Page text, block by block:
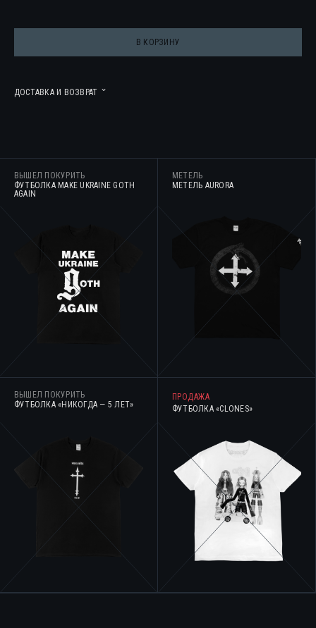
В КОРЗИНУ
ДОСТАВКА И ВОЗВРАТ
ВЫШЕЛ ПОКУРИТЬ
ФУТБОЛКА MAKE UKRAINE GOTH
AGAIN
МЕТЕЛЬ
МЕТЕЛЬ AURORA
ВЫШЕЛ ПОКУРИТЬ
ФУТБОЛКА «НИКОГДА — 5 ЛЕТ»
ПРОДАЖА
ФУТБОЛКА «CLONES»